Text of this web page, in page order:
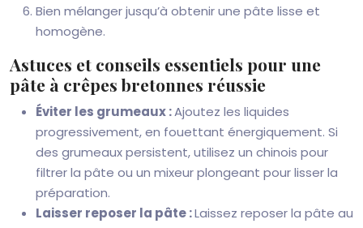
Bien mélanger jusqu’à obtenir une pâte lisse et
homogène.
Astuces et conseils essentiels pour une
pâte à crêpes bretonnes réussie
Éviter les grumeaux :Ajoutez les liquides
progressivement, en fouettant énergiquement. Si
des grumeaux persistent, utilisez un chinois pour
filtrer la pâte ou un mixeur plongeant pour lisser la
préparation.
Laisser reposer la pâte :Laissez reposer la pâte au